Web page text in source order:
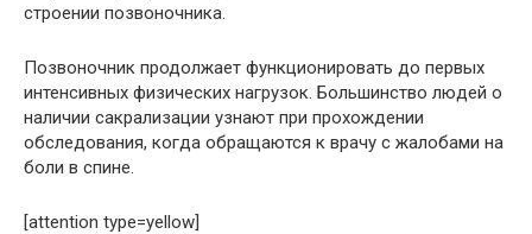
строении позвоночника.
Позвоночник продолжает функционировать до первых
интенсивных физических нагрузок. Большинство людей о
наличии сакрализации узнают при прохождении
обследования, когда обращаются к врачу с жалобами на
боли в спине.
[attention type=yellow]